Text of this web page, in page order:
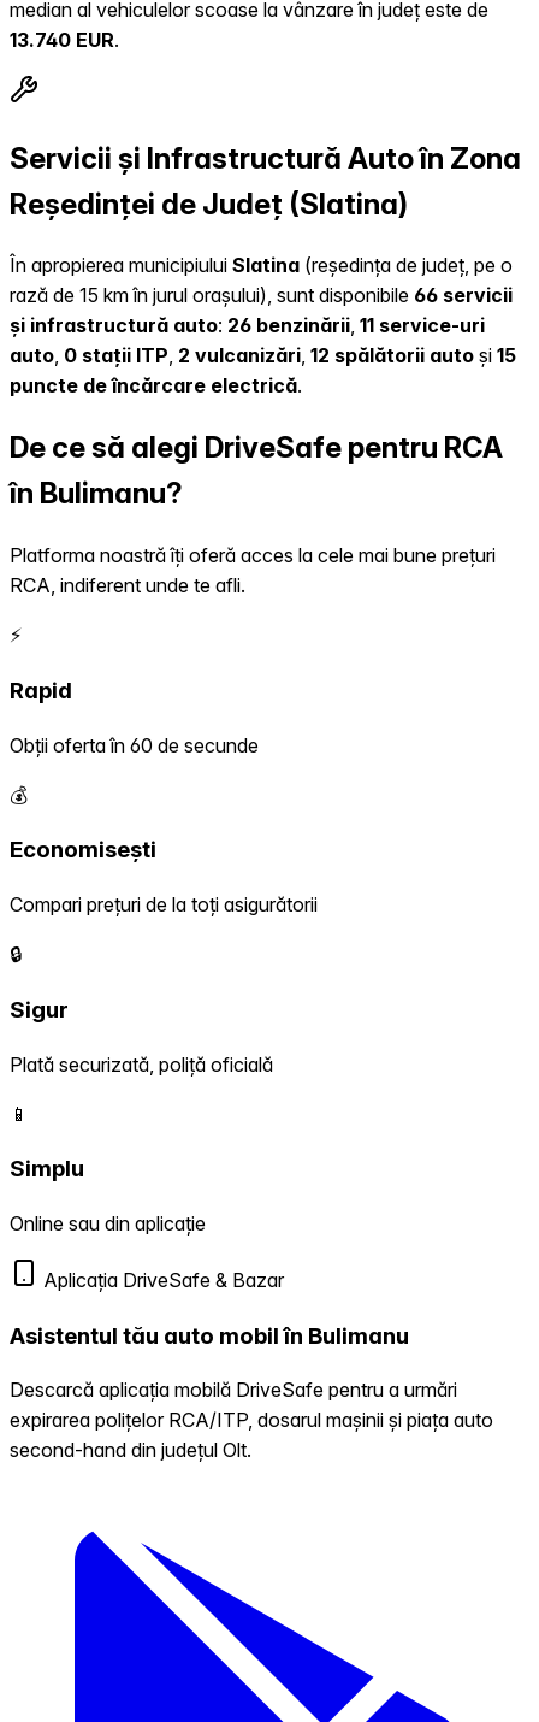
median al vehiculelor scoase la vânzare în județ este de
13.740 EUR.
Servicii și Infrastructură Auto în Zona
Reședinței de Județ (Slatina)
În apropierea municipiului Slatina (reședința de județ, pe o
rază de 15 km în jurul orașului), sunt disponibile 66 servicii
și infrastructură auto: 26 benzinării, 11 service-uri
auto, 0 stații ITP, 2 vulcanizări, 12 spălătorii auto și 15
puncte de încărcare electrică.
De ce să alegi DriveSafe pentru RCA
în Bulimanu?
Platforma noastră îți oferă acces la cele mai bune prețuri
RCA, indiferent unde te afli.
⚡
Rapid
Obții oferta în 60 de secunde
💰
Economisești
Compari prețuri de la toți asigurătorii
🔒
Sigur
Plată securizată, poliță oficială
📱
Simplu
Online sau din aplicație
Aplicația DriveSafe & Bazar
Asistentul tău auto mobil în Bulimanu
Descarcă aplicația mobilă DriveSafe pentru a urmări
expirarea polițelor RCA/ITP, dosarul mașinii și piața auto
second-hand din județul Olt.